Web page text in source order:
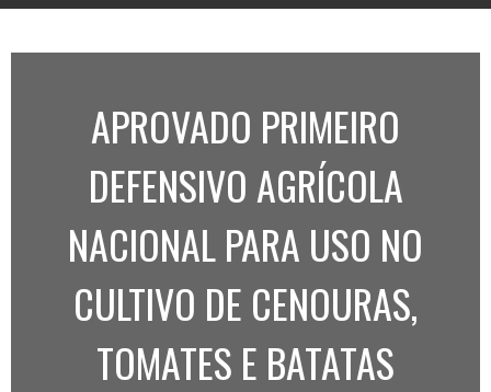
APROVADO PRIMEIRO
DEFENSIVO AGRÍCOLA
NACIONAL PARA USO NO
CULTIVO DE CENOURAS,
TOMATES E BATATAS